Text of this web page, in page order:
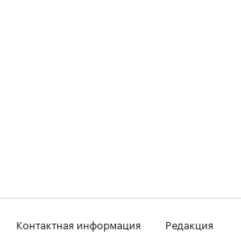
Контактная информация
Редакция